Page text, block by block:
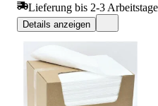
Lieferung bis 2-3 Arbeitstage
Details anzeigen